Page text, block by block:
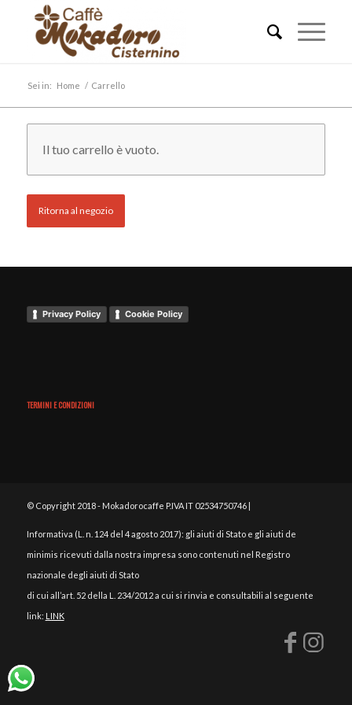
Sei in: Home / Carrello
Il tuo carrello è vuoto.
Ritorna al negozio
Privacy Policy Cookie Policy
TERMINI E CONDIZIONI
© Copyright 2018 - Mokadorocaffe P.IVA IT 02534750746 |
Informativa (L. n. 124 del 4 agosto 2017): gli aiuti di Stato e gli aiuti de
minimis ricevuti dalla nostra impresa sono contenuti nel Registro
nazionale degli aiuti di Stato
di cui all’art. 52 della L. 234/2012 a cui si rinvia e consultabili al seguente
link: LINK